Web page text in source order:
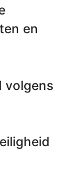
en
volgens